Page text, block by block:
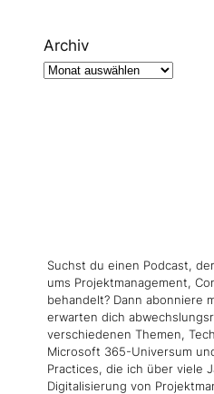
Archiv
Suchst du einen Podcast,
ums Projektmanagement,
behandelt? Dann abonniere
erwarten dich
verschiedenen Themen,
Microsoft 365-Universum
Practices, die ich über viele
Digitalisierung von